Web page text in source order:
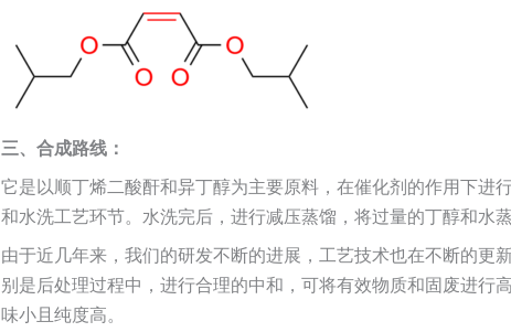
三、合成路线：
它是以顺丁烯二酸酐和异丁醇为主要原料，在催化剂的作用下进
和水洗工艺环节。水洗完后，进行减压蒸馏，将过量的丁醇和水
由于近几年来，我们的研发不断的进展，工艺技术也在不断的
别是后处理过程中，进行合理的中和，可将有效物质和固废进
味小且纯度高。